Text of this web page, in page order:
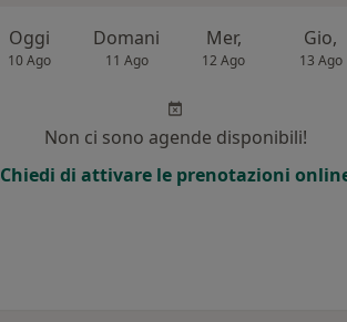
Oggi
10 Ago
Domani
11 Ago
Mer,
12 Ago
Gio,
13 Ago
Non ci sono agende disponibili!
Chiedi di attivare le prenotazioni